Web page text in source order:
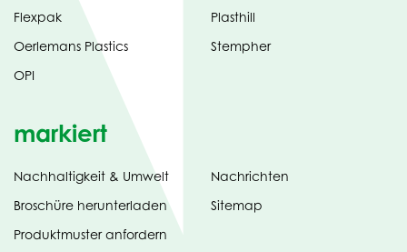
Flexpak
Oerlemans Plastics
OPI
Plasthill
Stempher
markiert
Nachhaltigkeit & Umwelt
Broschüre herunterladen(opens
in
new
Produktmuster anfordern
Nachrichten
Sitemap